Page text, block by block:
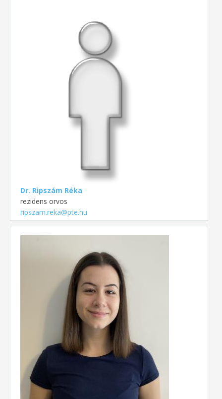
Dr. Ripszám Réka
rezidens orvos
ripszam.reka@pte.hu